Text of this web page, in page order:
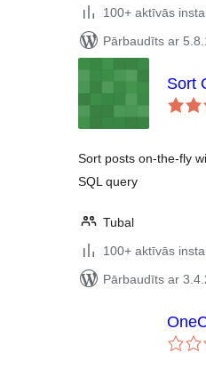
100+ aktīvās
Pārbaudīts ar
Sort
Sort posts on-the-fly
SQL query
Tubal
100+ aktīvās
Pārbaudīts ar